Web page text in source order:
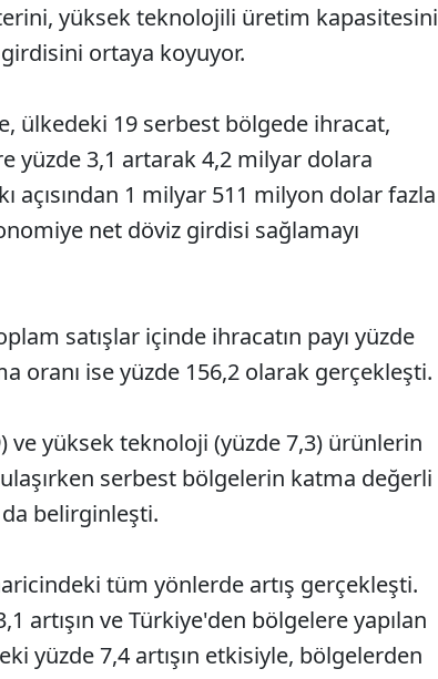
yüksek teknolojili üretim kapasitesini
ortaya koyuyor.
ülkedeki 19 serbest bölgede ihracat,
yüzde 3,1 artarak 4,2 milyar dolara
açısından 1 milyar 511 milyon dolar fazla
net döviz girdisi sağlamayı
satışlar içinde ihracatın payı yüzde
oranı ise yüzde 156,2 olarak gerçekleşti.
ve yüksek teknoloji (yüzde 7,3) ürünlerin
serbest bölgelerin katma değerli
belirginleşti.
tüm yönlerde artış gerçekleşti.
artışın ve Türkiye'den bölgelere yapılan
yüzde 7,4 artışın etkisiyle, bölgelerden